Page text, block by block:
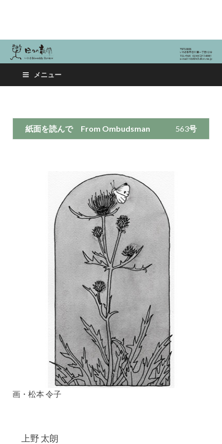
日々の新聞
メニュー
紙面を読んでFrom Ombudsman 563号
画・松本 令子
上野 太朗